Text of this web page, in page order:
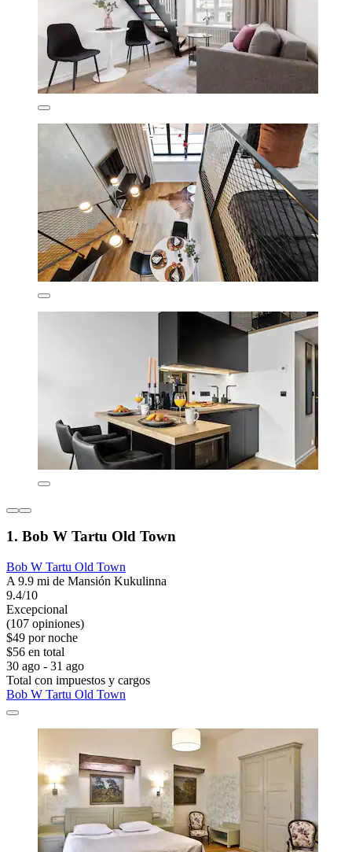
1. Bob W Tartu Old Town
Bob W Tartu Old Town
A 9.9 mi de Mansión Kukulinna
9.4/10
Excepcional
(107 opiniones)
$49 por noche
$56 en total
30 ago - 31 ago
Total con impuestos y cargos
Bob W Tartu Old Town